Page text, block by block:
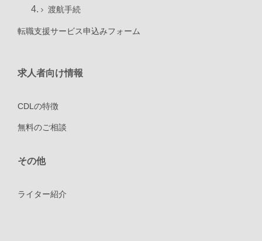
渡航手続
転職支援サービス申込みフォーム
求人者向け情報
CDLの特徴
無料のご相談
その他
ライター紹介